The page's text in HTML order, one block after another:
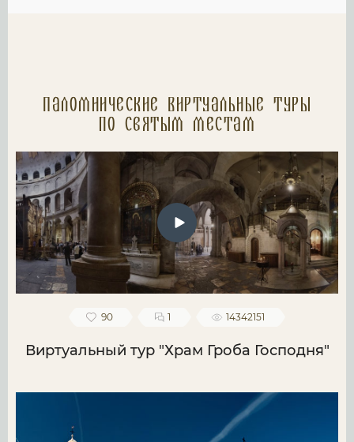
Паломнические Виртуальные туры
по святым местам
90 1 14342151
Виртуальный тур "Храм Гроба Господня"